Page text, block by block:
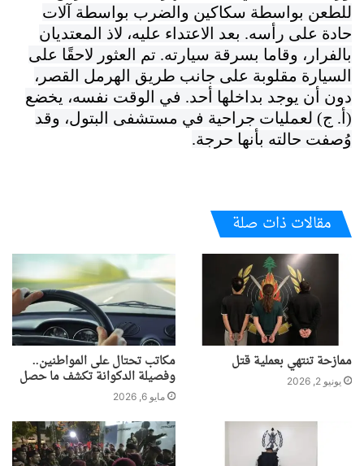
للطعن بواسطة سكاكين والضرب بواسطة آلات
حادة على رأسه. بعد الاعتداء عليه، لاذ المعتديان
بالفرار، وقاما بسرقة سيارته. تم العثور لاحقًا على
السيارة مقلوبة على جانب طريق الهرمل القصر،
دون أن يوجد بداخلها أحد. في الوقت نفسه، يخضع
(أ. ج) لعمليات جراحية في مستشفى البتول، وقد
وُصفت حالته بأنها حرجة.
مقالات ذات صلة
ممازحة تنتهي بعملية قتل
يونيو 2, 2026
مكاتب تحتال على المواطنين..
وفصيلة الدكوانة تكشف ما حصل
مايو 6, 2026